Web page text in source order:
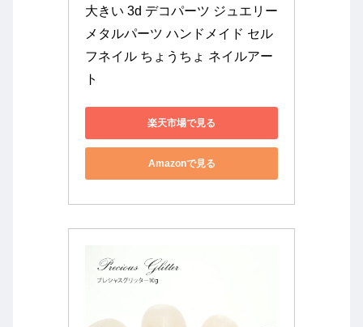
大きい 3d デコパーツ ジュエリー
メタルパーツ ハンドメイド セル
フネイル ちょうちょ ネイルアー
ト
楽天市場で見る
Amazonで見る